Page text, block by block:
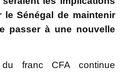
le Sénégal de maintenir
passer à une nouvelle
franc CFA continue